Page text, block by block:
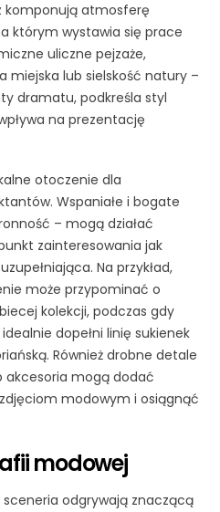
komponują atmosferę
którym wystawia się prace
uliczne pejzaże,
miejska lub sielskość natury –
dramatu, podkreśla styl
na prezentację
otoczenie dla
Wspaniałe i bogate
– mogą działać
zainteresowania jak
Na przykład,
może przypominać o
kolekcji, podczas gdy
dopełni linię sukienek
Również drobne detale
akcesoria mogą dodać
modowym i osiągnąć
modowej
odgrywają znaczącą